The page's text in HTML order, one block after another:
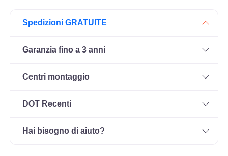
Spedizioni GRATUITE
Garanzia fino a 3 anni
Centri montaggio
DOT Recenti
Hai bisogno di aiuto?